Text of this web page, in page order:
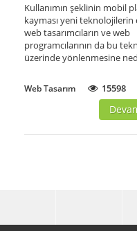
Kullanımın şeklinin mobil
kayması yeni teknolojilerin
web tasarımcıların ve web
programcılarının da bu
üzerinde yönlenmesine
Web Tasarım 15598